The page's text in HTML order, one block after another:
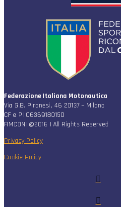
Federazione Italiana Motonautica
Via G.B. Piranesi, 46 20137 – Milano
CF e PI 06369180150
FIMCONI @2016 | All Rights Reserved
Privacy Policy
Cookie Policy